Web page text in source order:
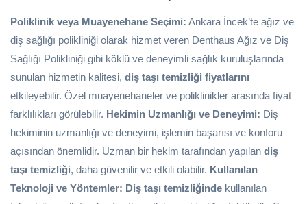
Poliklinik veya Muayenehane Seçimi: Ankara İncek’te ağız ve
diş sağlığı polikliniği olarak hizmet veren Denthaus Ağız ve Diş
Sağlığı Polikliniği gibi köklü ve deneyimli sağlık kuruluşlarında
sunulan hizmetin kalitesi, diş taşı temizliği fiyatlarını
etkileyebilir. Özel muayenehaneler ve poliklinikler arasında fiyat
farklılıkları görülebilir. Hekimin Uzmanlığı ve Deneyimi: Diş
hekiminin uzmanlığı ve deneyimi, işlemin başarısı ve konforu
açısından önemlidir. Uzman bir hekim tarafından yapılan diş
taşı temizliği, daha güvenilir ve etkili olabilir. Kullanılan
Teknoloji ve Yöntemler: Diş taşı temizliğinde kullanılan